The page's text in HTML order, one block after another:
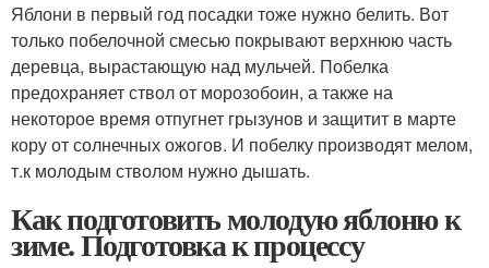
Яблони в первый год посадки тоже нужно белить. Вот
только побелочной смесью покрывают верхнюю часть
деревца, вырастающую над мульчей. Побелка
предохраняет ствол от морозобоин, а также на
некоторое время отпугнет грызунов и защитит в марте
кору от солнечных ожогов. И побелку производят мелом,
т.к молодым стволом нужно дышать.
Как подготовить молодую яблоню к
зиме. Подготовка к процессу